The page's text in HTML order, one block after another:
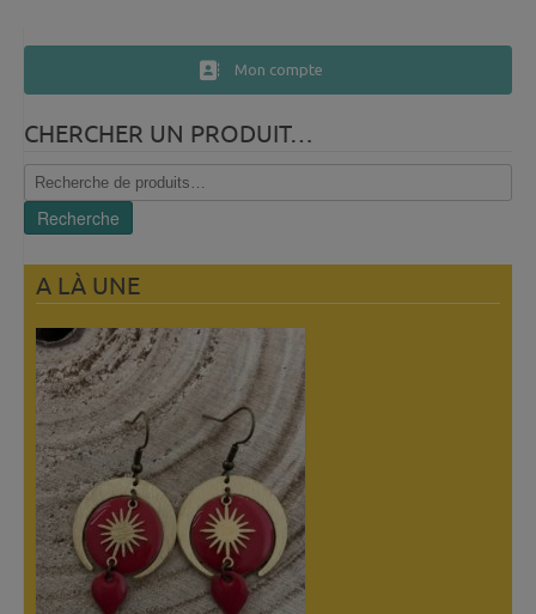
Mon compte
CHERCHER UN PRODUIT…
Recherche
pour :
Recherche
A LÀ UNE